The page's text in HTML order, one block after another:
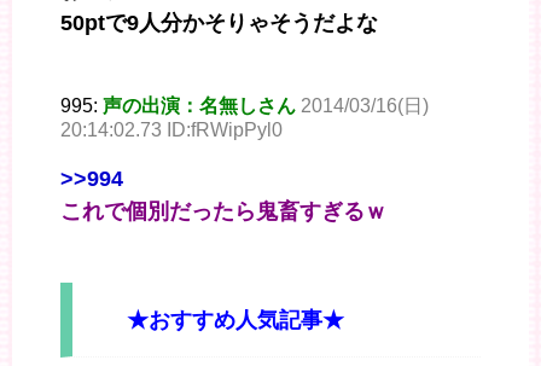
50ptで9人分かそりゃそうだよな
995: 声の出演：名無しさん 2014/03/16(日)
20:14:02.73 ID:fRWipPyl0
>>994
これで個別だったら鬼畜すぎるｗ
★おすすめ人気記事★